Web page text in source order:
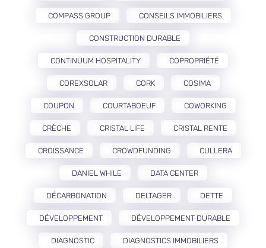
COMPASS GROUP CONSEILS IMMOBILIERS
CONSTRUCTION DURABLE
CONTINUUM HOSPITALITY COPROPRIÉTÉ
COREXSOLAR CORK COSIMA
COUPON COURTABOEUF COWORKING
CRÈCHE CRISTAL LIFE CRISTAL RENTE
CROISSANCE CROWDFUNDING CULLERA
DANIEL WHILE DATA CENTER
DÉCARBONATION DELTAGER DETTE
DÉVELOPPEMENT DÉVELOPPEMENT DURABLE
DIAGNOSTIC DIAGNOSTICS IMMOBILIERS